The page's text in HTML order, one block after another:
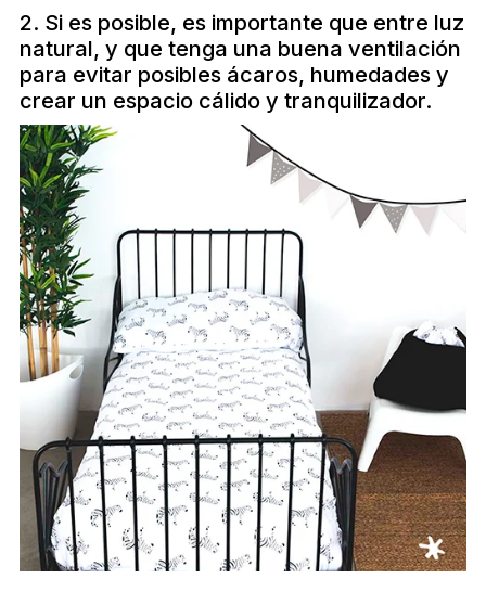
2. Si es posible, es importante que entre luz
natural, y que tenga una buena ventilación
para evitar posibles ácaros, humedades y
crear un espacio cálido y tranquilizador.